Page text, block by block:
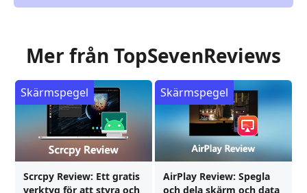
Mer från TopSevenReviews
Scrcpy Review: Ett gratis
verktyg för att styra och
Skärmspegel
AirPlay Review: Spegla
och dela skärm och data
Skärmspegel